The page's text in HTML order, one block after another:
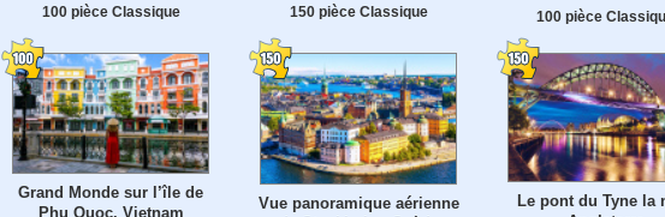
100 pièce Classique 150 pièce Classique 100 pièce
Grand Monde sur l’île de
Phu Quoc, Vietnam
Vue panoramique aérienne
Le pont du Tyne la